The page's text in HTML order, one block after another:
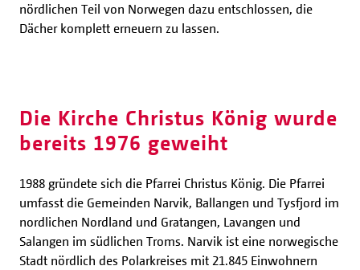
nördlichen Teil von Norwegen dazu entschlossen, die
Dächer komplett erneuern zu lassen.
Die Kirche Christus König wurde
bereits 1976 geweiht
1988 gründete sich die Pfarrei Christus König. Die Pfarrei
umfasst die Gemeinden Narvik, Ballangen und Tysfjord im
nordlichen Nordland und Gratangen, Lavangen und
Salangen im südlichen Troms. Narvik ist eine norwegische
Stadt nördlich des Polarkreises mit 21.845 Einwohnern